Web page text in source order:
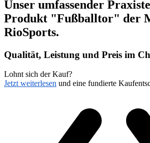
Unser umfassender
Produkt "Fußballtor" der
RioSports.
Qualität, Leistung und Preis im
Lohnt sich der Kauf?
Jetzt weiterlesen und eine fundierte